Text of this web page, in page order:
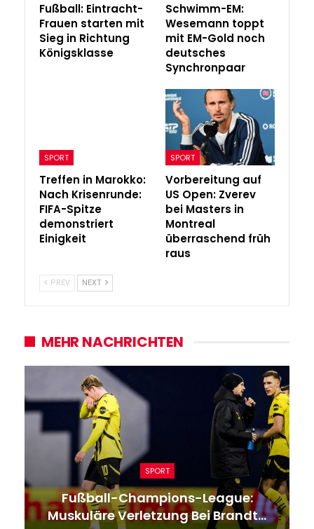
Fußball: Eintracht-
Frauen starten mit
Sieg in Richtung
Königsklasse
Schwimm-EM:
Wesemann toppt
mit EM-Gold noch
deutsches
Synchronpaar
SPORT
Treffen in Marokko:
Nach Krisenrunde:
FIFA-Spitze
demonstriert
Einigkeit
SPORT
Vorbereitung auf
US Open: Zverev
bei Masters in
Montreal
überraschend früh
raus
PREV NEXT
MEHR NACHRICHTEN
SPORT
Fußball-Champions-League:
Muskuläre Verletzung Bei Brandt…